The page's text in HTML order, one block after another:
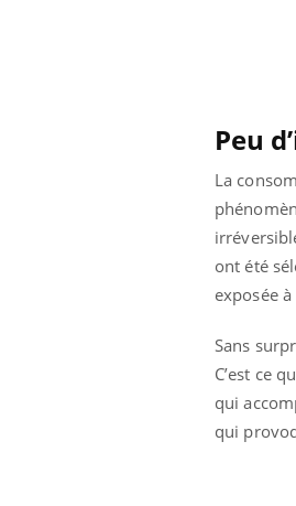
Peu
La
ont été
exposée
Sans
C’est ce
qui
qui
Le